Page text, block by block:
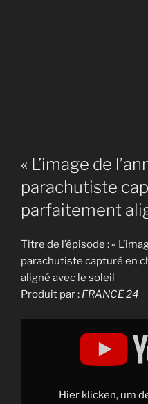
« L’image de
parachutiste
parfaitement
Titre de l’épisode : «
parachutiste capturé en
aligné avec le soleil
Produit par : FRANCE 24
Display
Hier klicken, um